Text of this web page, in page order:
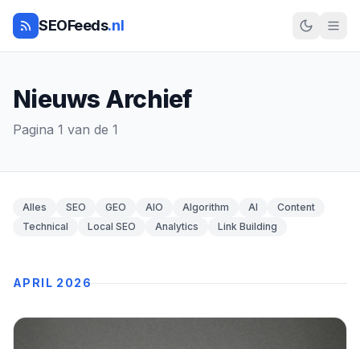
SEOFeeds.nl
Nieuws Archief
Pagina 1 van de 1
Alles SEO GEO AIO Algorithm AI
Content
Technical
Local SEO Analytics Link Building
APRIL 2026